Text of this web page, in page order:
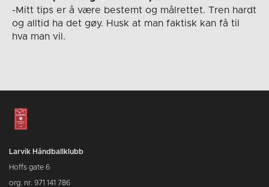
-Mitt tips er å være bestemt og målrettet. Tren hardt
og alltid ha det gøy. Husk at man faktisk kan få til
hva man vil.
Larvik Håndballklubb
Hoffs gate 6
org. nr. 971 141 786